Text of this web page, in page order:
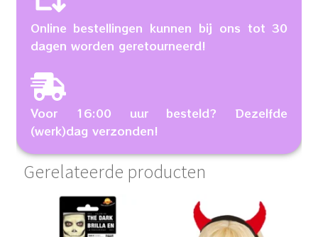
Online bestellingen kunnen bij ons tot 30
dagen worden geretourneerd!
Voor 16:00 uur besteld? Dezelfde
(werk)dag verzonden!
Gerelateerde producten